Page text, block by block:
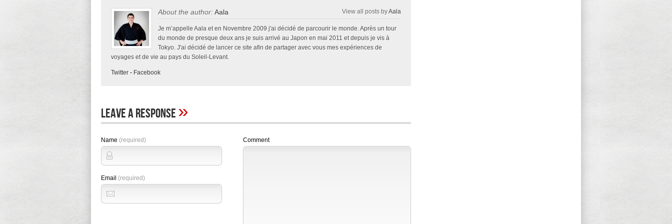
About the author:Aala View all posts byAala
Je m’appelle Aala et en Novembre 2009 j'ai décidé de parcourir le monde. Après un tour
du monde de presque deux ans je suis arrivé au Japon en mai 2011 et depuis je vis à
Tokyo. J'ai décidé de lancer ce site afin de partager avec vous mes expériences de
voyages et de vie au pays du Soleil-Levant.
Twitter - Facebook
Leave A Response»
Name (required)
Email (required)
Comment